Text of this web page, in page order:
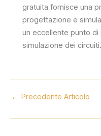
gratuita fornisce una
progettazione e
un eccellente punto di
simulazione dei circuiti.
← Precedente Articolo